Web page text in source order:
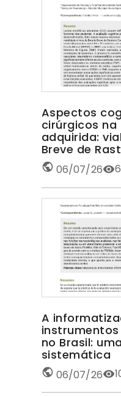
Aspectos
cirúrgicos na
adquirida:
Breve de
06/07/26
A
no Brasil:
sistemática
06/07/26